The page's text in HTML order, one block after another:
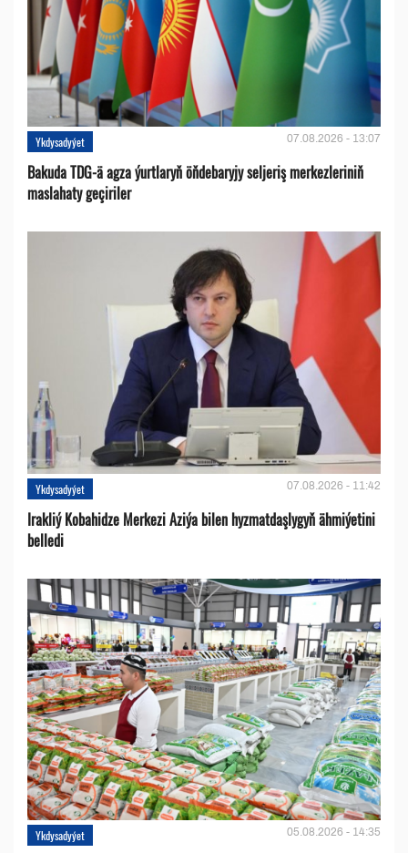
Ykdysadyýet 07.08.2026 - 13:07
Bakuda TDG-ä agza ýurtlaryň öňdebaryjy seljeriş merkezleriniň
maslahaty geçiriler
Ykdysadyýet 07.08.2026 - 11:42
Irakliý Kobahidze Merkezi Aziýa bilen hyzmatdaşlygyň ähmiýetini
belledi
Ykdysadyýet 05.08.2026 - 14:35